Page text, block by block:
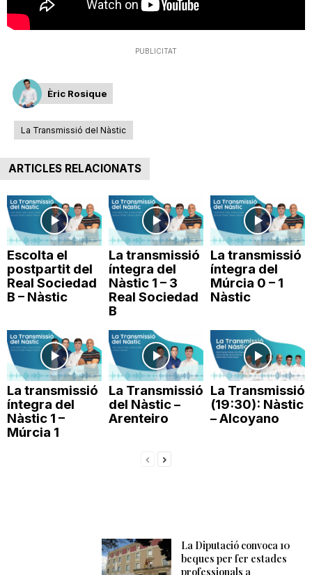
a
r
r
g
a
PUBLICITAT
Èric Rosique
La Transmissió del Nàstic
ARTICLES RELACIONATS
Escolta el
postpartit del
Real Sociedad
B – Nàstic
La transmissió
íntegra del
Nàstic 1 – 3
Real Sociedad
B
La transmissió
íntegra del
Múrcia 0 – 1
Nàstic
La transmissió
íntegra del
Nàstic 1 –
Múrcia 1
La Transmissió
del Nàstic –
Arenteiro
La Transmissió
(19:30): Nàstic
– Alcoyano